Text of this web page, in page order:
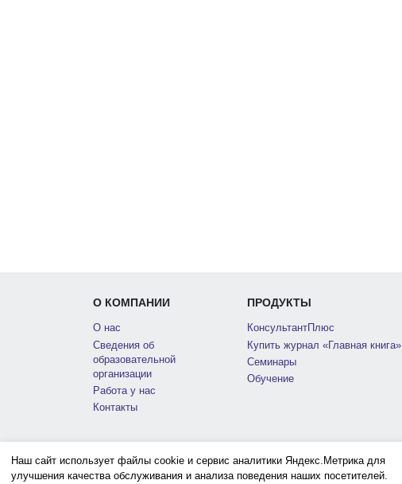
О КОМПАНИИ
О нас
Сведения об
образовательной
организации
Работа у нас
Контакты
ПРОДУКТЫ
КонсультантПлюс
Купить журнал «Главная книга»
Семинары
Обучение
Наш сайт использует файлы cookie и сервис аналитики Яндекс.Метрика для
улучшения качества обслуживания и анализа поведения наших посетителей.